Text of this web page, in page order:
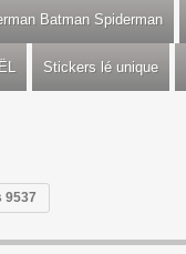
Batman Spiderman
Stickers lé unique
9537